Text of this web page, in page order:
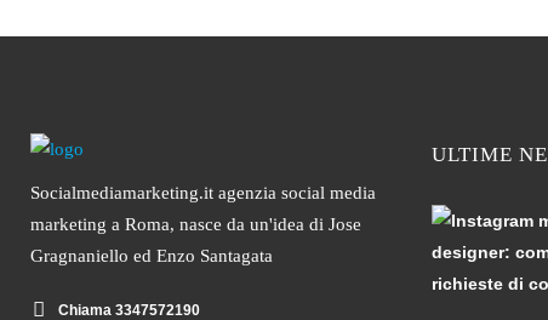
Socialmediamarketing.it agenzia social media
marketing a Roma, nasce da un'idea di Jose
Gragnaniello ed Enzo Santagata
Chiama 3347572190
ULTIME